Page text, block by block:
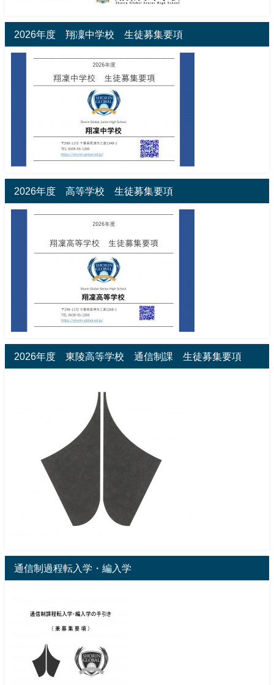
2026年度 翔凜中学校 生徒募集要項
2026年度 高等学校 生徒募集要項
2026年度 東陵高等学校 通信制課 生徒募集要項
通信制過程転入学・編入学